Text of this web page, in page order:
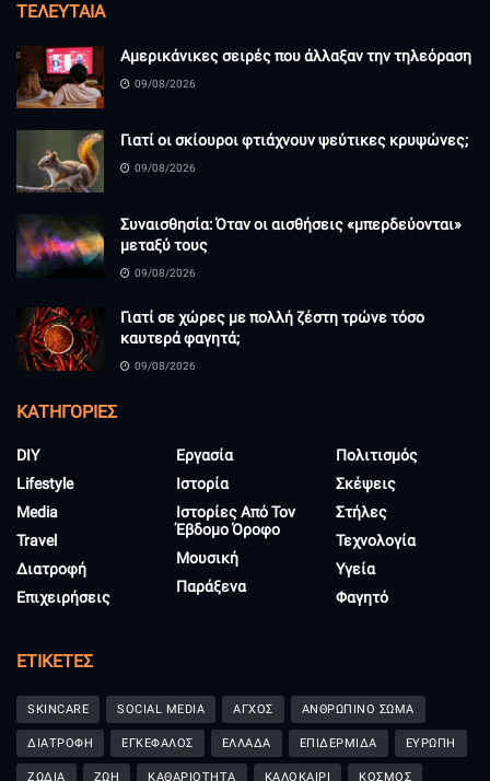
ΤΕΛΕΥΤΑΊΑ
Αμερικάνικες σειρές που άλλαξαν την τηλεόραση
09/08/2026
Γιατί οι σκίουροι φτιάχνουν ψεύτικες κρυψώνες;
09/08/2026
Συναισθησία: Όταν οι αισθήσεις «μπερδεύονται»
μεταξύ τους
09/08/2026
Γιατί σε χώρες με πολλή ζέστη τρώνε τόσο
καυτερά φαγητά;
09/08/2026
KΑΤΗΓΟΡΊΕΣ
DIY
Lifestyle
Media
Travel
Διατροφή
Επιχειρήσεις
Εργασία
Ιστορία
Ιστορίες Από Τον
Έβδομο Όροφο
Μουσική
Παράξενα
Πολιτισμός
Σκέψεις
Στήλες
Τεχνολογία
Υγεία
Φαγητό
ΕΤΙΚΈΤΕΣ
SKINCARE SOCIAL MEDIA ΑΓΧΟΣ ΑΝΘΡΩΠΙΝΟ ΣΩΜΑ
ΔΙΑΤΡΟΦΗ ΕΓΚΕΦΑΛΟΣ ΕΛΛΑΔΑ ΕΠΙΔΕΡΜΙΔΑ ΕΥΡΩΠΗ
ΖΩΔΙΑ ΖΩΗ ΚΑΘΑΡΙΟΤΗΤΑ ΚΑΛΟΚΑΙΡΙ ΚΟΣΜΟΣ